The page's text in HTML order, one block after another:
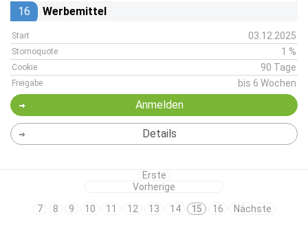
16 Werbemittel
Start 03.12.2025
Stornoquote 1 %
Cookie 90 Tage
Freigabe bis 6 Wochen
Anmelden
Details
Erste
Vorherige
7
8 9 10 11 12 13 14 15 16 Nächste